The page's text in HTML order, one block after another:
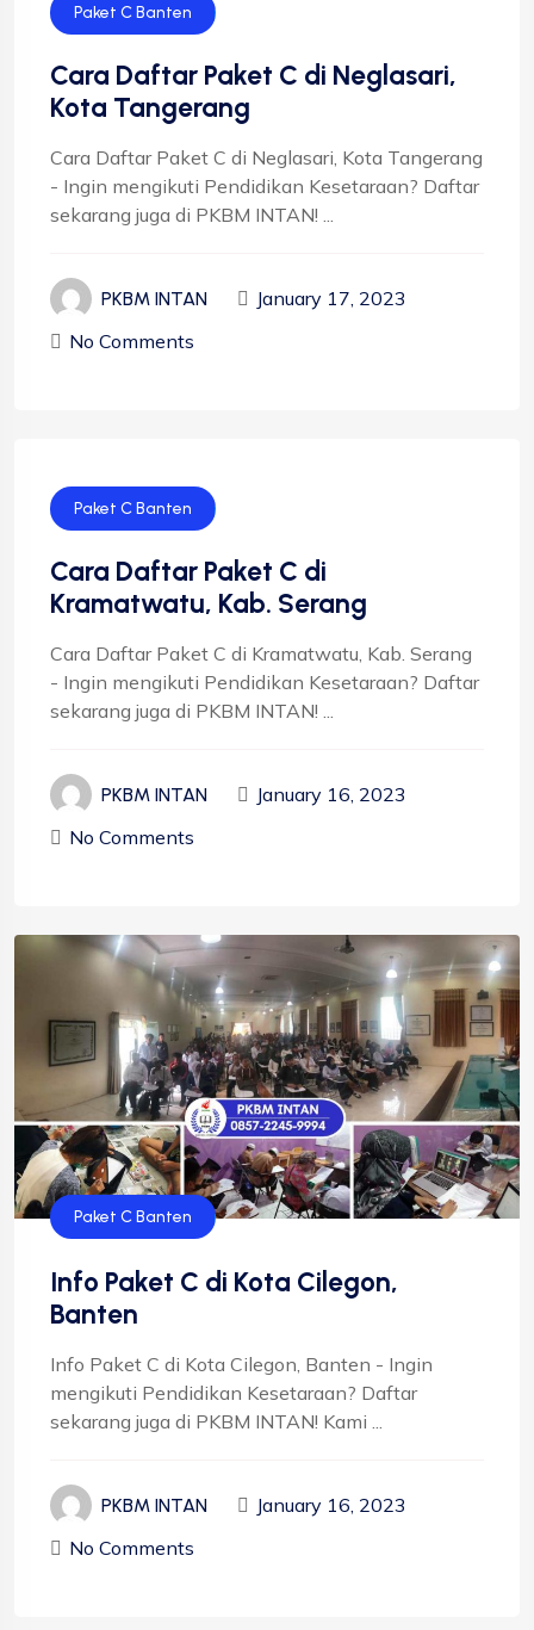
Paket C Banten
Cara Daftar Paket C di Neglasari,
Kota Tangerang
Cara Daftar Paket C di Neglasari, Kota Tangerang
- Ingin mengikuti Pendidikan Kesetaraan? Daftar
sekarang juga di PKBM INTAN! ...
PKBM INTAN
January 17, 2023
No Comments
Paket C Banten
Cara Daftar Paket C di
Kramatwatu, Kab. Serang
Cara Daftar Paket C di Kramatwatu, Kab. Serang
- Ingin mengikuti Pendidikan Kesetaraan? Daftar
sekarang juga di PKBM INTAN! ...
PKBM INTAN
January 16, 2023
No Comments
Paket C Banten
Info Paket C di Kota Cilegon,
Banten
Info Paket C di Kota Cilegon, Banten - Ingin
mengikuti Pendidikan Kesetaraan? Daftar
sekarang juga di PKBM INTAN! Kami ...
PKBM INTAN
January 16, 2023
No Comments